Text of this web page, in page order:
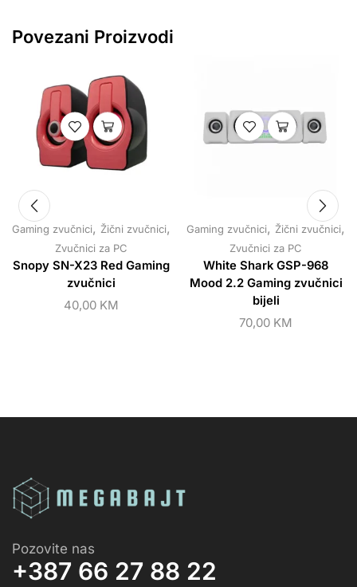
Povezani Proizvodi
Gaming zvučnici, Žični zvučnici,
Zvučnici za PC
Snopy SN-X23 Red Gaming
zvučnici
40,00 KM
Gaming zvučnici, Žični zvučnici,
Zvučnici za PC
White Shark GSP-968
Mood 2.2 Gaming zvučnici
bijeli
70,00 KM
Pozovite nas
+387 66 27 88 22